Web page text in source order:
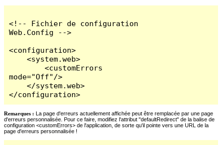
<!-- Fichier de configuration
Web.Config -->
<configuration>
    <system.web>
        <customErrors
mode="Off"/>
    </system.web>
</configuration>
Remarques : La page d'erreurs actuellement affichée peut être remplacée par une page
d'erreurs personnalisée. Pour ce faire, modifiez l'attribut "defaultRedirect" de la balise de
configuration <customErrors> de l'application, de sorte qu'il pointe vers une URL de la
page d'erreurs personnalisée !